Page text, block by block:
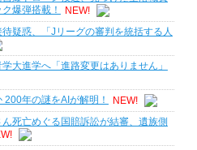
爆弾搭載！
NEW!
疑惑、「Jリーグの審判を統括する人
大進学へ「進路変更はありません」
年の謎をAIが解明！
NEW!
死亡めぐる国賠訴訟が結審、遺族側